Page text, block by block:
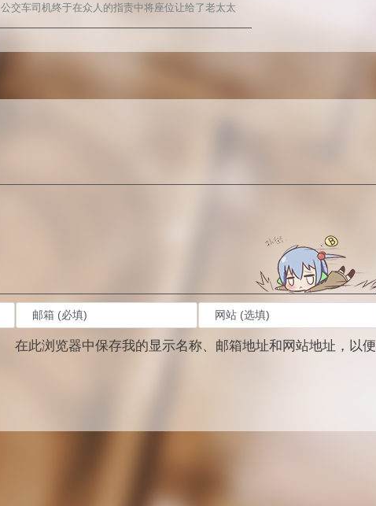
公交车司机终于在众人的指责中将座位让给了老太太
在此浏览器中保存我的显示名称、邮箱地址和网站地址，以便